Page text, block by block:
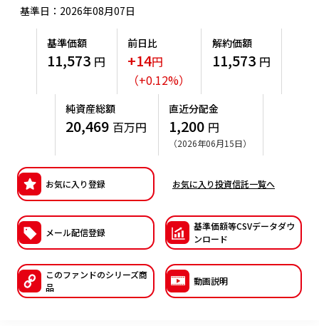
こだわりのインデックスファンド 購入・換金手数料なしシ
確定拠出年金について
確定拠出年金での商品の選び方について
投資の教室
ニッセイアセットの重要課題
サステナビリティへの取り組み
サステナビリティレポート
日本版スチュワードシップ・コードへの対応
国内株式議決権行使の方針と判断基準
方針・その他開示情報
採用情報
公式キャラクターのご紹介
基準日：2026年08月07日
基準価額
11,573 円
前日比
+14円
（+0.12%）
解約価額
11,573 円
純資産総額
20,469 百万円
直近分配金
1,200 円
（2026年06月15日）
お気に入り登録 お気に入り投資信託一覧へ
メール配信登録
基準価額等CSVデータダウ
ンロード
このファンドのシリーズ商
品
動画説明